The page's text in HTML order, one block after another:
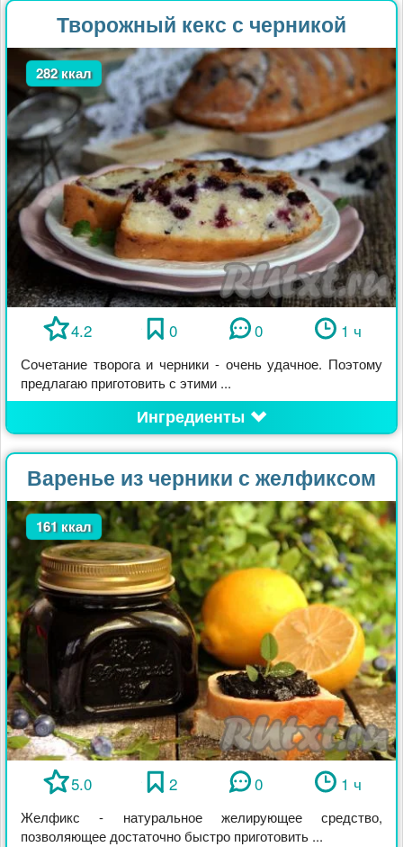
Творожный кекс с черникой
282 ккал
4.2 0 0 1 ч
Сочетание творога и черники - очень удачное. Поэтому
предлагаю приготовить с этими ...
Ингредиенты
Варенье из черники с желфиксом
161 ккал
5.0 2 0 1 ч
Желфикс - натуральное желирующее средство,
позволяющее достаточно быстро приготовить ...